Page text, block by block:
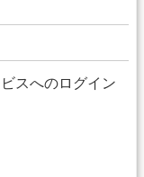
スへのログイン